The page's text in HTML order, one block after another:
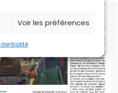
Voir les préférences